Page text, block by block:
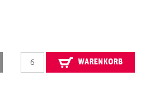
WARENKORB